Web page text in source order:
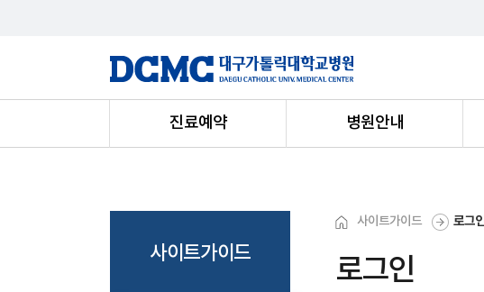
진료예약 병원안내
사이트가이드 로그인
사이트가이드 로그